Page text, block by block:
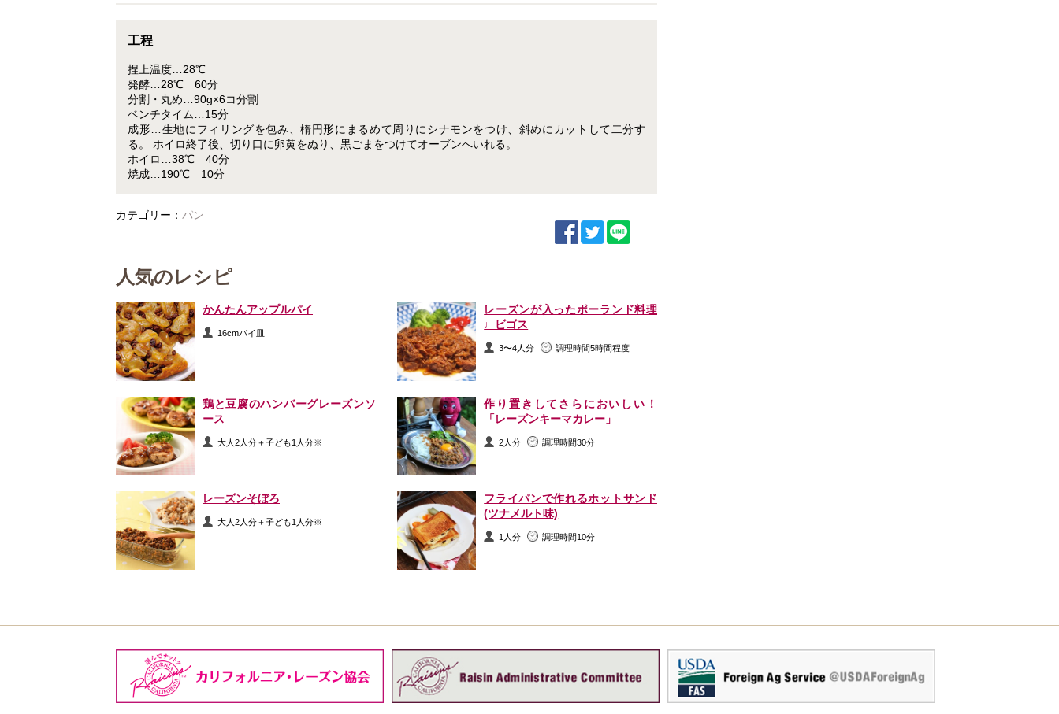
工程
捏上温度…28℃
発酵…28℃ 60分
分割・丸め…90g×6コ分割
ベンチタイム…15分
成形…生地にフィリングを包み、楕円形にまるめて周りにシナモンをつけ、斜めにカットして二分す
る。 ホイロ終了後、切り口に卵黄をぬり、黒ごまをつけてオーブンへいれる。
ホイロ…38℃ 40分
焼成…190℃ 10分
カテゴリー： パン
人気のレシピ
かんたんアップルパイ
16cmパイ皿
レーズンが入ったポーランド料理
♩ビゴス
3〜4人分 調理時間5時間程度
鶏と豆腐のハンバーグレーズンソ
ース
大人2人分＋子ども1人分※
作り置きしてさらにおいしい！
「レーズンキーマカレー」
2人分 調理時間30分
レーズンそぼろ
大人2人分＋子ども1人分※
フライパンで作れるホットサンド
(ツナメルト味)
1人分 調理時間10分